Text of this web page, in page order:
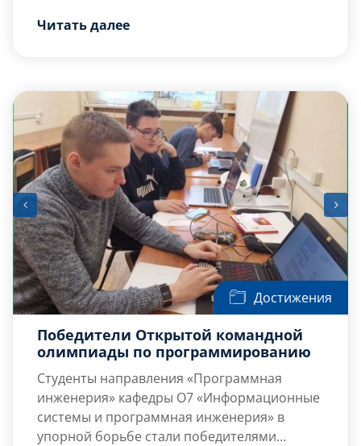
2024» в конкурсе «Прикладное
декабря на площадке главного офиса
«Сбербанк Технологии».
Читать далее
Достижения
Победители Открытой командной
олимпиады по программированию
Студенты направления «Программная
инженерия» кафедры О7 «Информационные
системы и программная инженерия» в
упорной борьбе стали победителями